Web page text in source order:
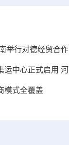
举行对德经贸合
运中心正式启用
模式全覆盖